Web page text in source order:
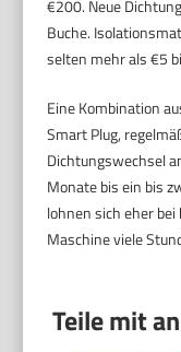
€200. Neue
Buche.
selten mehr als €5
Eine Kombination
Smart Plug,
Dichtungswechsel
Monate bis ein bis
lohnen sich eher
Maschine viele